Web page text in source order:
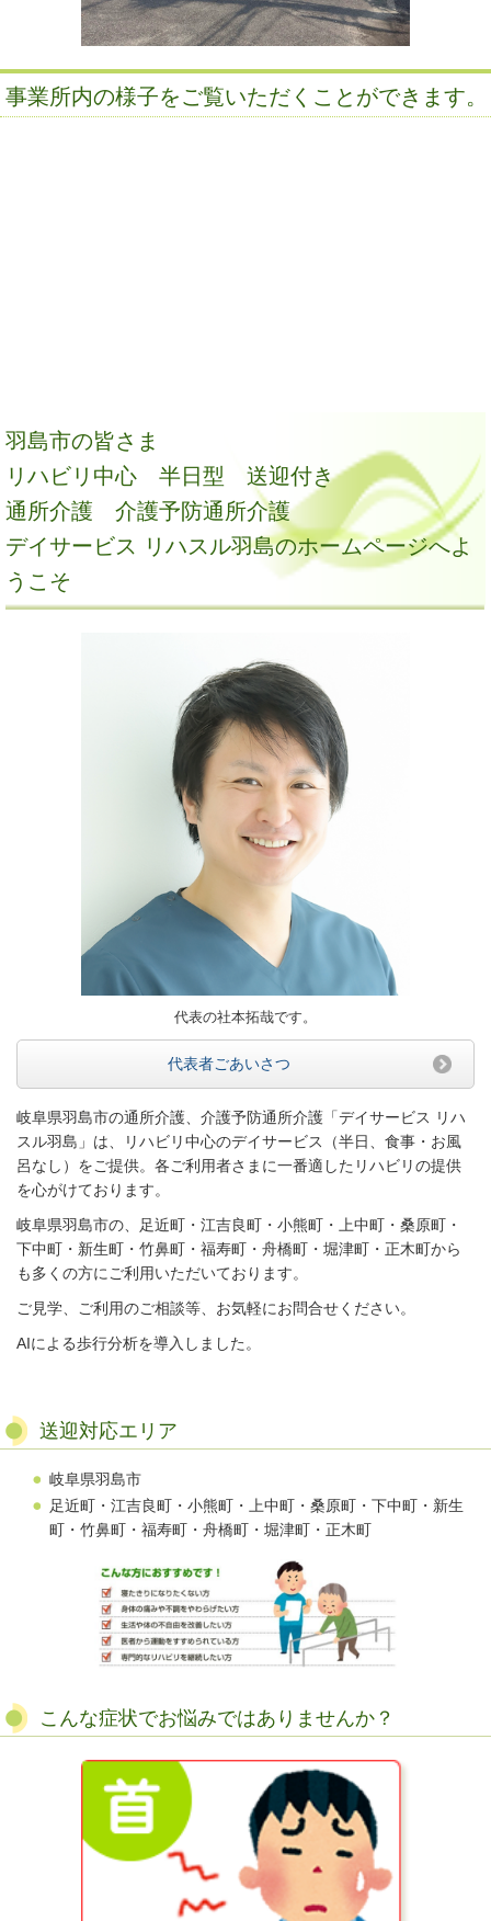
事業所内の様子をご覧いただくことができます。
羽島市の皆さま
リハビリ中心 半日型 送迎付き
通所介護 介護予防通所介護
デイサービス リハスル羽島のホームページへよ
うこそ
代表の社本拓哉です。
代表者ごあいさつ
岐阜県羽島市の通所介護、介護予防通所介護「デイサービス リハ
スル羽島」は、リハビリ中心のデイサービス（半日、食事・お風
呂なし）をご提供。各ご利用者さまに一番適したリハビリの提供
を心がけております。
岐阜県羽島市の、
足近町・ 江吉良町・ 小熊町・ 上中町・ 桑原町・
下中町・ 新生町・ 竹鼻町・ 福寿町・ 舟橋町・ 堀津町・ 正木町から
も多くの方にご利用いただいております。
ご見学、ご利用のご相談等、お気軽にお問合せください。
AIによる歩行分析を導入しました。
送迎対応エリア
岐阜県羽島市
足近町・ 江吉良町・ 小熊町・ 上中町・ 桑原町・ 下中町・ 新生
町・ 竹鼻町・ 福寿町・ 舟橋町・ 堀津町・ 正木町
こんな症状でお悩みではありませんか？